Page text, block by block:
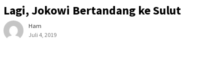
Lagi, Jokowi Bertandang ke Sulut
Ham
Juli 4, 2019